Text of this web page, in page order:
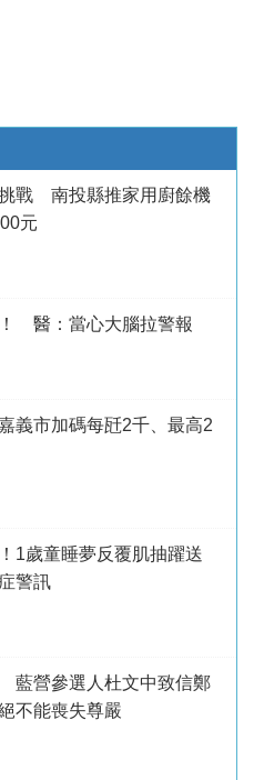
戰 南投縣推家用廚餘機
元
醫：當心大腦拉警報
義市加碼每瓩2千、最高2
1歲童睡夢反覆肌抽躍送
警訊
藍營參選人杜文中致信鄭
不能喪失尊嚴